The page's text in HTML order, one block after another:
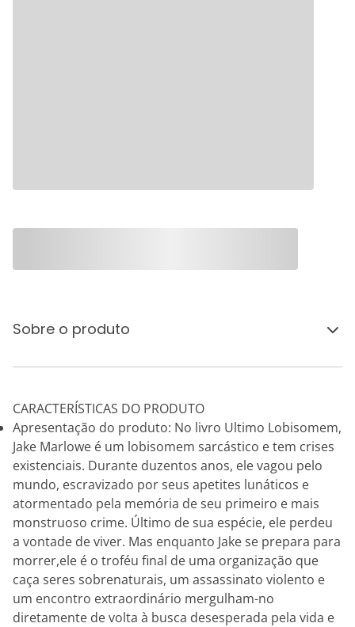
Sobre o produto
CARACTERÍSTICAS DO PRODUTO
Apresentação do produto: No livro Ultimo Lobisomem,
Jake Marlowe é um lobisomem sarcástico e tem crises
existenciais. Durante duzentos anos, ele vagou pelo
mundo, escravizado por seus apetites lunáticos e
atormentado pela memória de seu primeiro e mais
monstruoso crime. Último de sua espécie, ele perdeu
a vontade de viver. Mas enquanto Jake se prepara para
morrer,ele é o troféu final de uma organização que
caça seres sobrenaturais, um assassinato violento e
um encontro extraordinário mergulham-no
diretamente de volta à busca desesperada pela vida e